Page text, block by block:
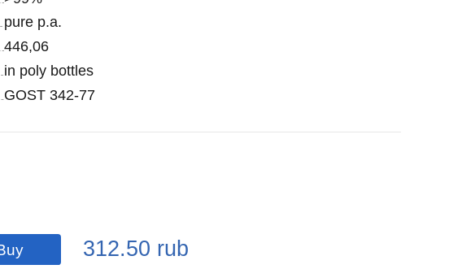
pure p.a.
446,06
in poly bottles
GOST 342-77
pcs
pcs Price
312.50 rub